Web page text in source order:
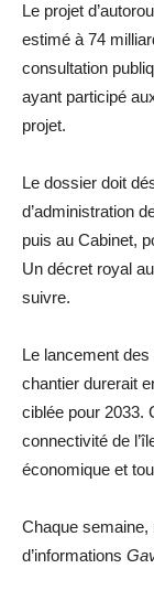
Le projet
estimé à 74
consultation
ayant participé
projet.
Le dossier doit
d’administration
puis au Cabinet,
Un décret royal
suivre.
Le lancement
chantier durerait
ciblée pour 2033.
connectivité de
économique et
Chaque
d’informations